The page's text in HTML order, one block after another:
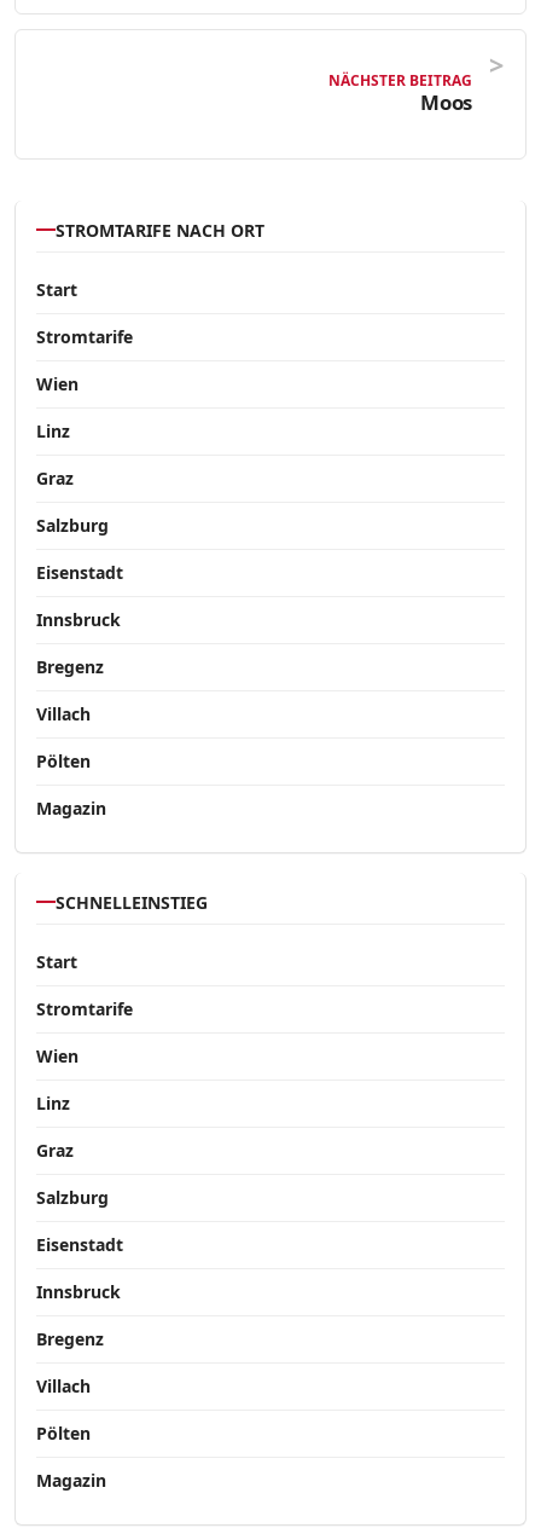
NÄCHSTER BEITRAG
Moos
STROMTARIFE NACH ORT
Start
Stromtarife
Wien
Linz
Graz
Salzburg
Eisenstadt
Innsbruck
Bregenz
Villach
Pölten
Magazin
SCHNELLEINSTIEG
Start
Stromtarife
Wien
Linz
Graz
Salzburg
Eisenstadt
Innsbruck
Bregenz
Villach
Pölten
Magazin